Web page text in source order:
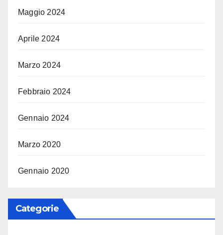
Maggio 2024
Aprile 2024
Marzo 2024
Febbraio 2024
Gennaio 2024
Marzo 2020
Gennaio 2020
Categorie